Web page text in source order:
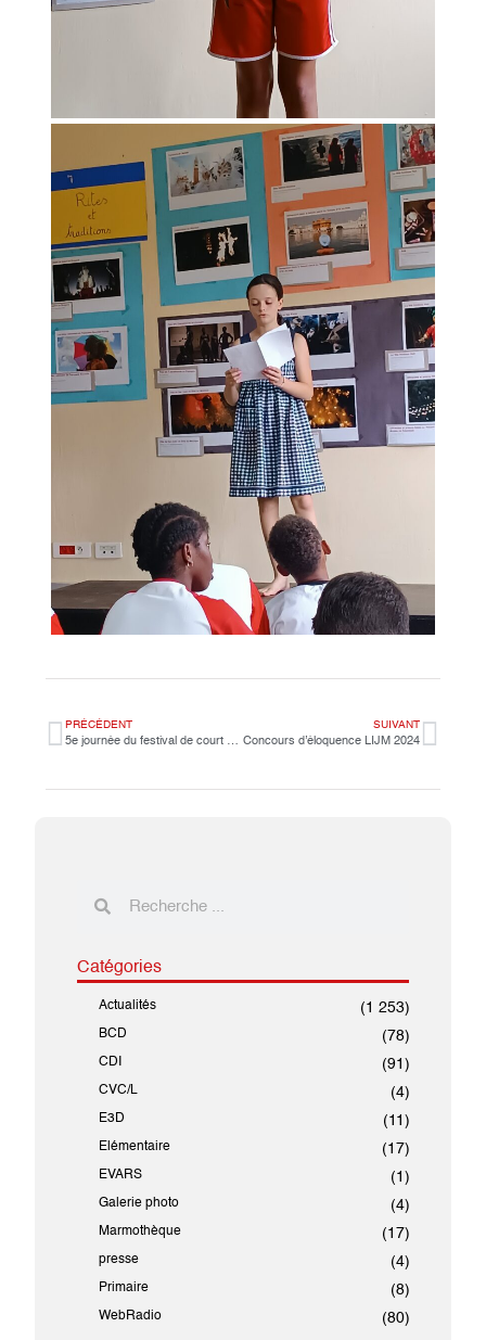
PRÉCÉDENT
5e journée du festival de court métrage : Sport ? Vous avez dit sport ?
SUIVANT
Concours d’éloquence LIJM 2024
Catégories
Actualités (1 253)
BCD (78)
CDI (91)
CVC/L (4)
E3D (11)
Elémentaire (17)
EVARS (1)
Galerie photo (4)
Marmothèque (17)
presse (4)
Primaire (8)
WebRadio (80)